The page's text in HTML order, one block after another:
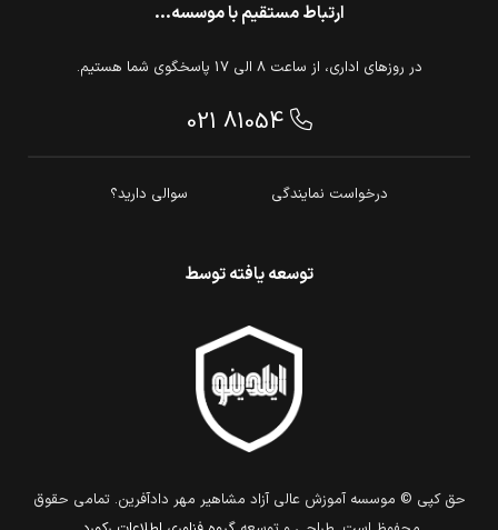
ارتباط مستقیم با موسسه...
در روزهای اداری، از ساعت 8 الی 17 پاسخگوی شما هستیم.
021 81054
درخواست نمایندگی سوالی دارید؟
توسعه یافته توسط
حق كپي © موسسه آموزش عالی آزاد مشاهیر مهر دادآفرین. تمامي حقوق